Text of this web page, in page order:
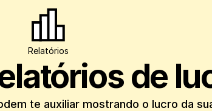
Relatórios
de
te auxiliar mostrando o lucro da